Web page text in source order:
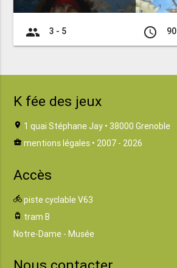
group 3 - 5 access_time 90
K fée des jeux
location_on 1 quai Stéphane Jay • 38000 Grenoble
business_center mentions légales • 2007 - 2026
Accès
directions_bike piste cyclable V63
tram tram B
Notre-Dame - Musée